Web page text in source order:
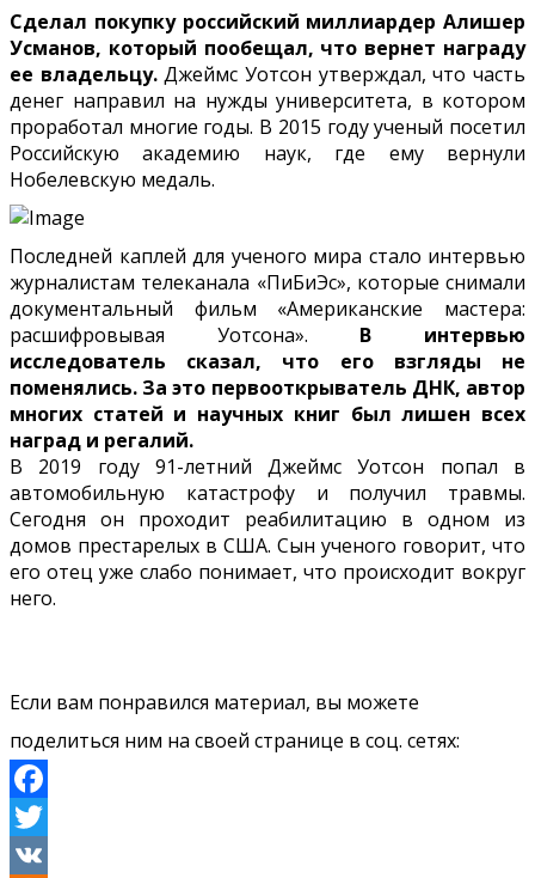
Сделал покупку российский миллиардер Алишер
Усманов, который пообещал, что вернет награду
ее владельцу.Джеймс Уотсон утверждал, что часть
денег направил на нужды университета, в котором
проработал многие годы. В 2015 году ученый посетил
Российскую академию наук, где ему вернули
Нобелевскую медаль.
Последней каплей для ученого мира стало интервью
журналистам телеканала «ПиБиЭс», которые снимали
документальный фильм «Американские мастера:
расшифровывая Уотсона». В интервью
исследователь сказал, что его взгляды не
поменялись. За это первооткрыватель ДНК, автор
многих статей и научных книг был лишен всех
наград и регалий.
В 2019 году 91-летний Джеймс Уотсон попал в
автомобильную катастрофу и получил травмы.
Сегодня он проходит реабилитацию в одном из
домов престарелых в США. Сын ученого говорит, что
его отец уже слабо понимает, что происходит вокруг
него.
Если вам понравился материал, вы можете
поделиться ним на своей странице в соц. сетях:
Facebook
Twitter